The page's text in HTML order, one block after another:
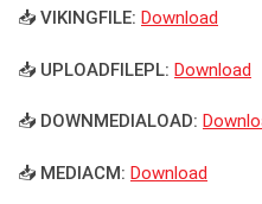
📥 VIKINGFILE: Download
📥 UPLOADFILEPL: Download
📥 DOWNMEDIALOAD:
📥 MEDIACM: Download